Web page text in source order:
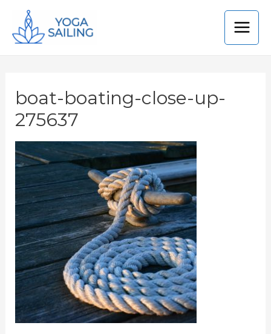
boat-boating-close-up-
275637